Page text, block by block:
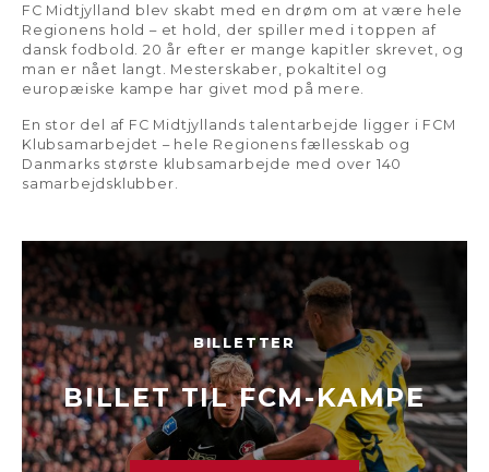
FC Midtjylland blev skabt med en drøm om at være hele
Regionens hold – et hold, der spiller med i toppen af
dansk fodbold. 20 år efter er mange kapitler skrevet, og
man er nået langt. Mesterskaber, pokaltitel og
europæiske kampe har givet mod på mere.
En stor del af FC Midtjyllands talentarbejde ligger i FCM
Klubsamarbejdet – hele Regionens fællesskab og
Danmarks største klubsamarbejde med over 140
samarbejdsklubber.
BILLETTER
BILLET TIL FCM-KAMPE